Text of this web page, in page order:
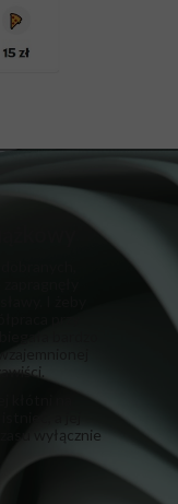
I żeby
przy
bardzo
na
a jej
wyłącznie